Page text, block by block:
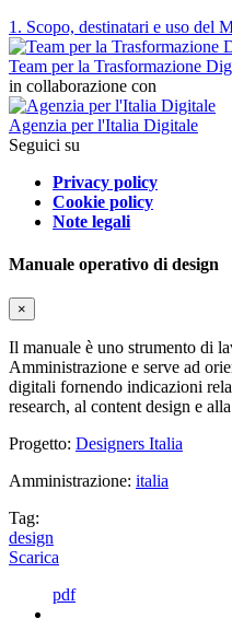
1. Scopo, destinatari e uso del
Team per la Trasformazione
in collaborazione con
Agenzia per l'Italia Digitale
Seguici su
Privacy policy
Cookie policy
Note legali
Manuale operativo di design
×
Il manuale è uno strumento di
Amministrazione e serve ad
digitali fornendo indicazioni
research, al content design e
Progetto: Designers Italia
Amministrazione: italia
Tag:
design
Scarica
pdf